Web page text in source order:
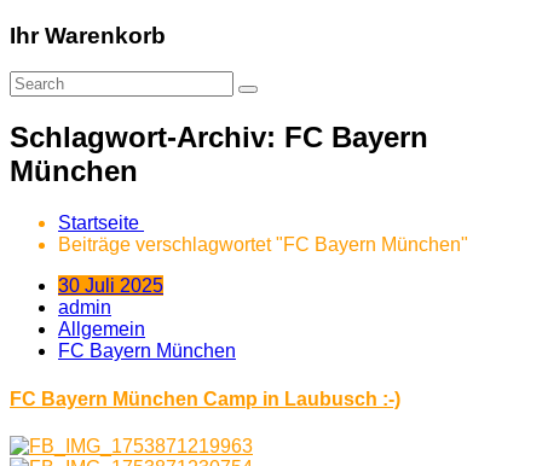
Ihr Warenkorb
Schlagwort-Archiv: FC Bayern
München
Startseite
Beiträge verschlagwortet "FC Bayern München"
30 Juli 2025
admin
Allgemein
FC Bayern München
FC Bayern München Camp in Laubusch :-)